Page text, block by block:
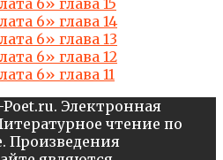
6» глава 14
6» глава 13
6» глава 12
6» глава 11
Электронная
чтение по
Произведения